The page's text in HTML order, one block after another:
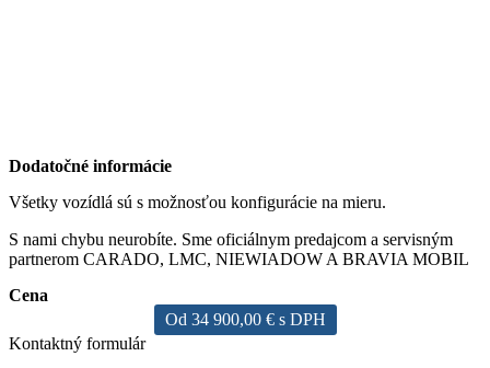
Dodatočné informácie
Všetky vozídlá sú s možnosťou konfigurácie na mieru.
S nami chybu neurobíte. Sme oficiálnym predajcom a servisným
partnerom CARADO, LMC, NIEWIADOW A BRAVIA MOBIL
Cena
Od 34 900,00 € s DPH
Kontaktný formulár